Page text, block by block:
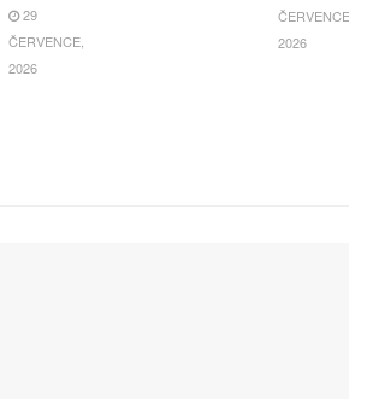
29
ČERVENCE,
2026
ČERVENCE,
2026